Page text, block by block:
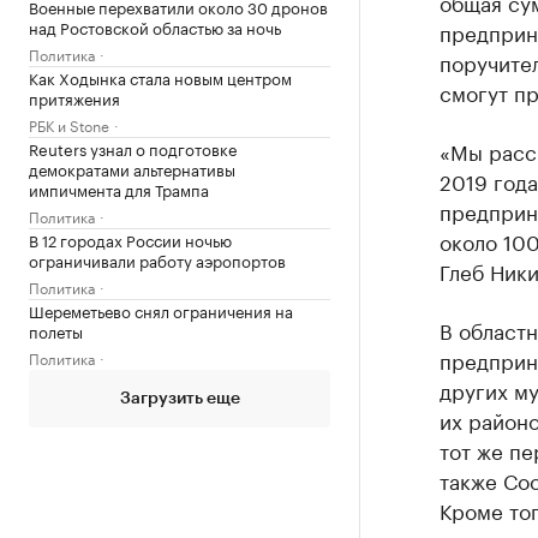
Военные перехватили около 30 дронов
над Ростовской областью за ночь
Политика
Как Ходынка стала новым центром
притяжения
РБК и Stone
Reuters узнал о подготовке
демократами альтернативы
импичмента для Трампа
Политика
В 12 городах России ночью
ограничивали работу аэропортов
Политика
Шереметьево снял ограничения на
полеты
Политика
Загрузить еще
смогут
«Мы
2019
около
Глеб
В
других
их
тот же
также
Кроме